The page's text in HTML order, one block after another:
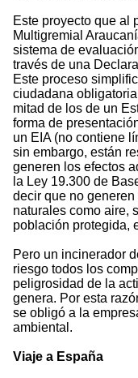
Este proyecto que al
Multigremial
sistema de
través de una
Este proceso
ciudadana
mitad de los de un
forma de
un EIA (no contiene
sin embargo, están
generen los efectos
la Ley 19.300 de
decir que no
naturales como aire,
población protegida,
Pero un incinerador
riesgo todos los
peligrosidad de la
genera. Por esta
se obligó a la
ambiental.
Viaje a España